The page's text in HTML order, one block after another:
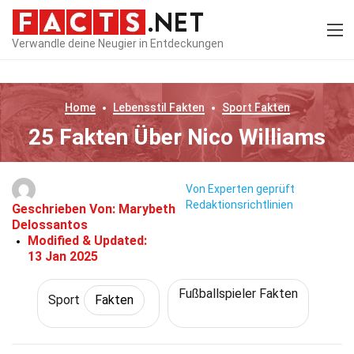
Verwandle deine Neugier in Entdeckungen
Home Lebensstil Fakten Sport Fakten
25 Fakten Über Nico Williams
Geschrieben Von: Marybeth
Delossantos
Modified & Updated:
13 Jan 2025
Von Experten geprüft
Redaktionsrichtlinien
Sport Fakten Fußballspieler Fakten